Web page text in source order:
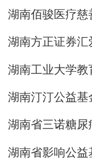
湖南佰骏医疗慈
湖南方正证券
湖南工业大学教
湖南汀汀公益基
湖南省三诺糖
湖南省影响公益